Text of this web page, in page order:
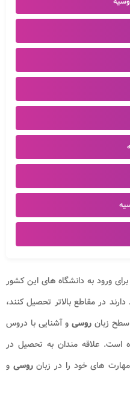
ورود به دانشگاه های این کشور
در مقاطع بالاتر تحصیل کنند،
سطح زبان روسیو آشنایی با دروس
است. علاقه مندان به تحصیل در
های خود را در زبانروسی و